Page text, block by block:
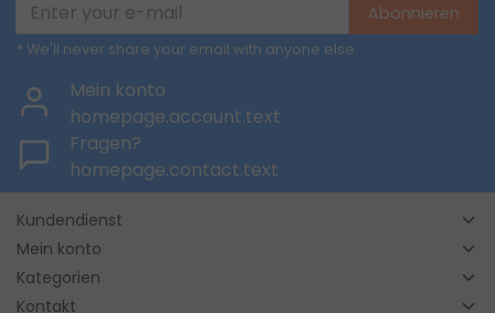
Abonnieren
* We'll never share your email with anyone else.
Mein konto
homepage.account.text
Fragen?
homepage.contact.text
Kundendienst
Mein konto
Kategorien
Kontakt